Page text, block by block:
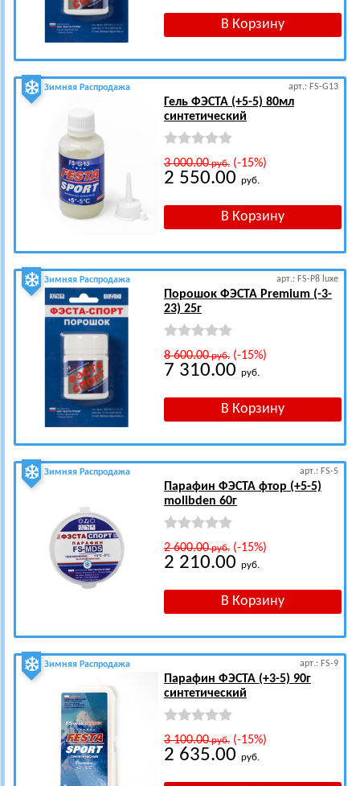
Зимняя Распродажа арт.: FS-G13
Гель ФЭСТА (+5-5) 80мл
синтетический
3 000.00руб.(-15%)
2 550.00 руб.
Зимняя Распродажа арт.: FS-P8 luxe
Порошок ФЭСТА Premium (-3-
23) 25г
8 600.00руб.(-15%)
7 310.00 руб.
Зимняя Распродажа арт.: FS-5
Парафин ФЭСТА фтор (+5-5)
molibden 60г
2 600.00руб.(-15%)
2 210.00 руб.
Зимняя Распродажа арт.: FS-9
Парафин ФЭСТА (+3-5) 90г
синтетический
3 100.00руб.(-15%)
2 635.00 руб.